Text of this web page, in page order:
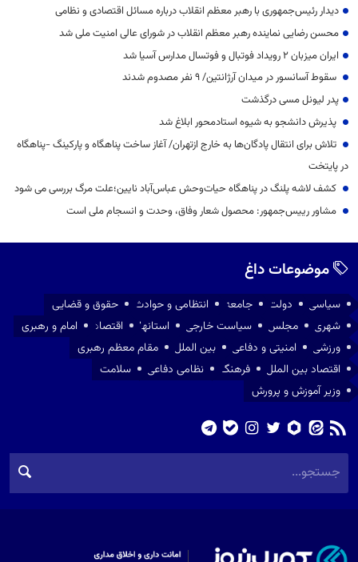
دیدار رئیس‌جمهوری با رهبر معظم انقلاب درباره مسائل اقتصادی و نظامی
محسن رضایی نماینده رهبر معظم انقلاب در شورای عالی امنیت ملی شد
ایران میزبان ۲ رویداد فوتبال و فوتسال مدارس آسیا شد
سقوط آسانسور در میدان آرژانتین/ ۹ نفر مصدوم شدند
پدر لیونل مسی درگذشت
پذیرش دانشجو به شیوه استادمحور ابلاغ شد
تلاش برای انتقال پادگان‌ها به خارج ازتهران/ آغاز ساخت پناهگاه و پارکینگ -پناهگاه
در پایتخت
کشف لاشه پلنگ در پناهگاه حیات‌وحش عباس‌آباد نایین؛علت مرگ بررسی می شود
مشاور رییس‌جمهور: محصول شعار وفاق، وحدت و انسجام ملی است
موضوعات داغ
سیاسی دولت جامعه انتظامی و حوادث
حقوق و قضایی
شهری
مجلس سیاست خارجی استانها اقتصاد
امام و رهبری
ورزشی
امنیتی و دفاعی بین الملل
مقام معظم رهبری
اقتصاد بین الملل
فرهنگ نظامی دفاعی
سلامت
وزیر آموزش و پرورش